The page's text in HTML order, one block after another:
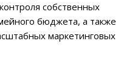
собственных
бюджета, а также
маркетинговых